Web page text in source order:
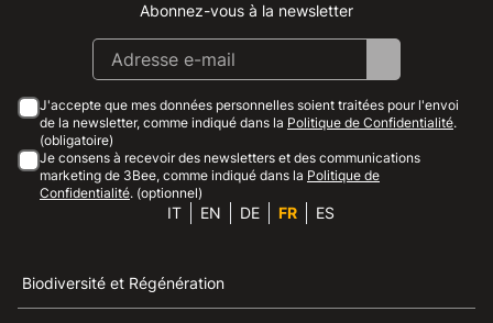
Instagram
Facebook
Linkedin
Youtube
Abonnez-vous à la newsletter
J'accepte que mes données personnelles soient traitées pour l'envoi
de la newsletter, comme indiqué dans la Politique de Confidentialité.
(obligatoire)
Je consens à recevoir des newsletters et des communications
marketing de 3Bee, comme indiqué dans la Politique de
Confidentialité. (optionnel)
IT EN DE FR ES
Biodiversité et Régénération